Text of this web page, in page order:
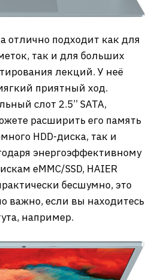
отлично подходит как для
так и для больших
лекций. У неё
приятный ход.
слот 2.5’’ SATA,
расширить его память
HDD-диска, так и
энергоэффективному
eMMC/SSD, HAIER
бесшумно, это
важно, если вы находитесь
например.